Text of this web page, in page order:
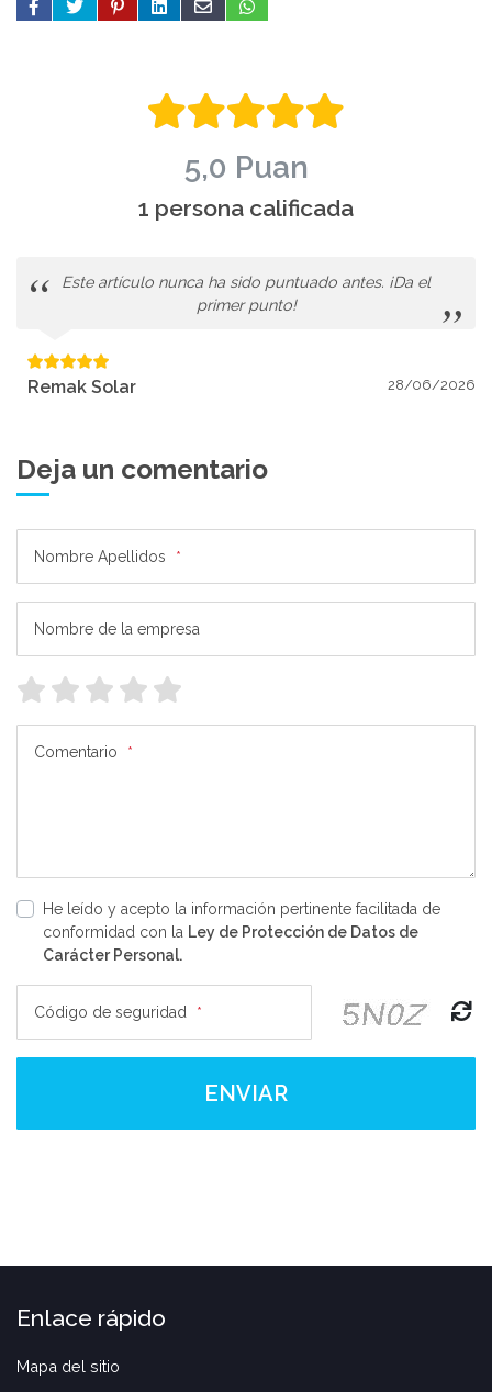
5,0 Puan
1 persona calificada
Este artículo nunca ha sido puntuado antes. ¡Da el
primer punto!
28/06/2026
Remak Solar
Deja un comentario
Nombre Apellidos *
Nombre de la empresa
Comentario *
He leído y acepto la información pertinente facilitada de
conformidad con la Ley de Protección de Datos de
Carácter Personal.
Código de seguridad *
ENVIAR
Enlace rápido
Mapa del sitio